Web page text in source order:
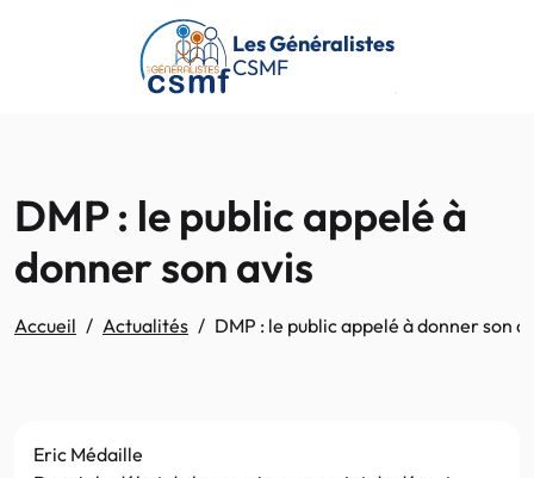
Passer au contenu principal
Les Généralistes
CSMF
DMP : le public appelé à
donner son avis
Accueil Actualités DMP : le public appelé à donner son
Eric Médaille